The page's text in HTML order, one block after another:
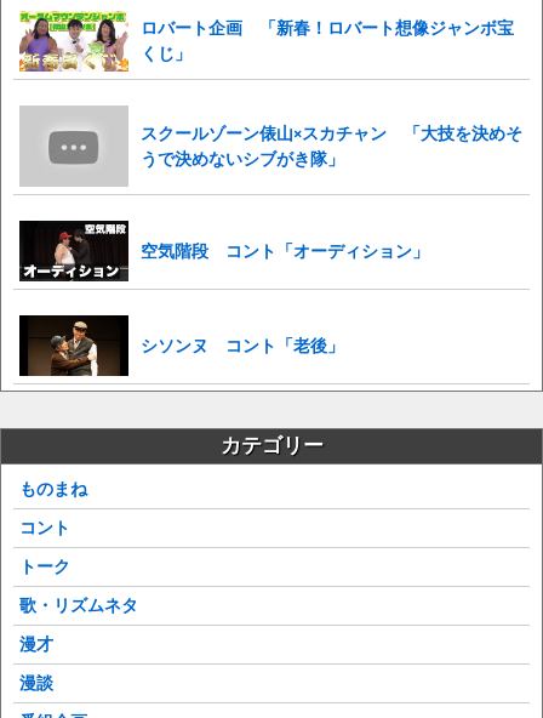
ロバート企画 「新春！ロバート想像ジャンボ宝
くじ」
スクールゾーン俵山×スカチャン 「大技を決めそ
うで決めないシブがき隊」
空気階段 コント「オーディション」
シソンヌ コント「老後」
カテゴリー
ものまね
コント
トーク
歌・リズムネタ
漫才
漫談